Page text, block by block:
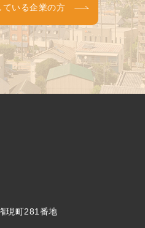
ている企業の方
現町281番地